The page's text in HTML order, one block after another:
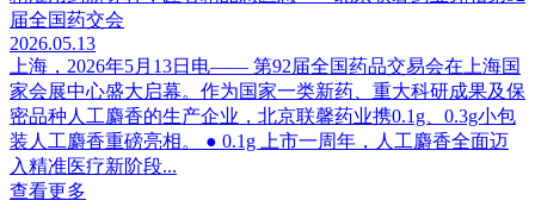
届全国药交会
2026.05.13
上海，2026年5月13日电—— 第92届全国药品交易会在上海国
家会展中心盛大启幕。作为国家一类新药、重大科研成果及保
密品种人工麝香的生产企业，北京联馨药业携0.1g、0.3g小包
装人工麝香重磅亮相。 ● 0.1g 上市一周年，人工麝香全面迈
入精准医疗新阶段...
查看更多